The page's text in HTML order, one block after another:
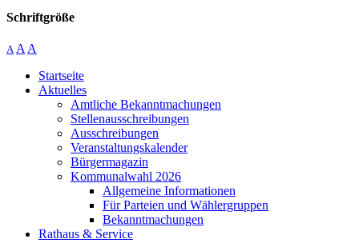
Schriftgröße
A A A
Startseite
Aktuelles
Amtliche Bekanntmachungen
Stellenausschreibungen
Ausschreibungen
Veranstaltungskalender
Bürgermagazin
Kommunalwahl 2026
Allgemeine Informationen
Für Parteien und Wählergruppen
Bekanntmachungen
Rathaus & Service